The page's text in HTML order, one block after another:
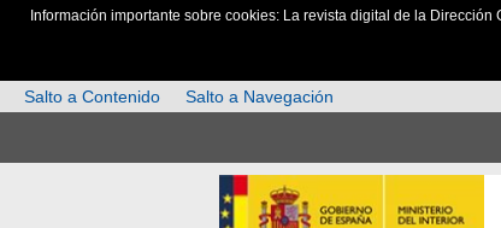
Información importante sobre cookies: La revista digital de la
Salto a Contenido
Salto a Navegación